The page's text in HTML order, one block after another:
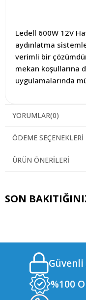
Ledell 600W 12V
aydınlatma
verimli bir
mekan koşullarına
uygulamalarında
YORUMLAR(0)
ÖDEME SEÇENEKLERI
ÜRÜN ÖNERILERI
SON
Güvenli
%100